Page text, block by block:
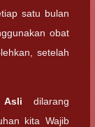
satu bulan
obat
setelah
dilarang
kita Wajib